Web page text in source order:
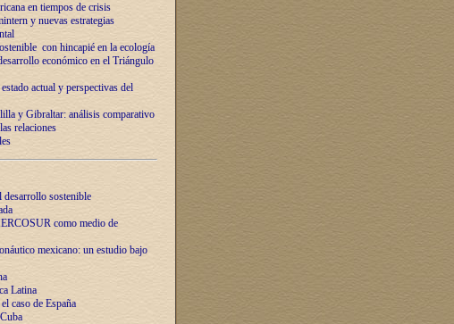
en tiempos de crisis
y nuevas estrategias
con hincapié en la ecología
económico en el Triángulo
actual y perspectivas del
y Gibraltar: análisis comparativo
relaciones
desarrollo sostenible
como medio de
mexicano: un estudio bajo
Latina
caso de España